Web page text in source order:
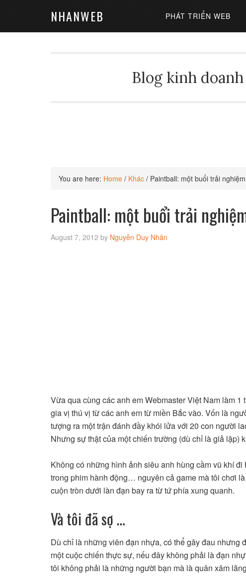
NHANWEB PHÁT TRIỂN WEB
Blog kinh
You are here: Home / Khác / Paintball: một buổi trải
Paintball: một buổi trải
August 7, 2012 by Nguyễn Duy Nhân
Vừa qua cùng các anh em Webmaster Việt Nam làm
gia vị thú vị từ các anh em từ miền Bắc vào. Vốn là
tượng ra một trận đánh đầy khói lửa với 20 con người
Nhưng sự thật của một chiến trường (dù chỉ là giả lập)
Không có những hình ảnh siêu anh hùng cầm vũ khí
trong phim hành động… nguyên cả game mà tôi chơi
cuộn tròn dưới làn đạn bay ra từ tứ phía xung quanh.
Và tôi đã sợ …
Dù chỉ là những viên đạn nhựa, có thể gây đau nhưng
một cuộc chiến thực sự, nếu đây không phải là đạn
tôi không phải là những người bạn mà là quân xâm